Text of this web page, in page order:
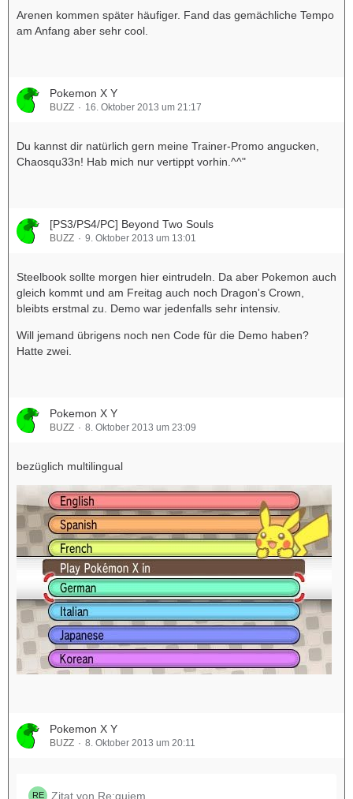
Arenen kommen später häufiger. Fand das gemächliche Tempo
am Anfang aber sehr cool.
Pokemon X Y
BUZZ 16. Oktober 2013 um 21:17
Du kannst dir natürlich gern meine Trainer-Promo angucken,
Chaosqu33n! Hab mich nur vertippt vorhin.^^"
[PS3/PS4/PC] Beyond Two Souls
BUZZ 9. Oktober 2013 um 13:01
Steelbook sollte morgen hier eintrudeln. Da aber Pokemon auch
gleich kommt und am Freitag auch noch Dragon's Crown,
bleibts erstmal zu. Demo war jedenfalls sehr intensiv.
Will jemand übrigens noch nen Code für die Demo haben?
Hatte zwei.
Pokemon X Y
BUZZ 8. Oktober 2013 um 23:09
bezüglich multilingual
Pokemon X Y
BUZZ 8. Oktober 2013 um 20:11
Zitat von Re:quiem